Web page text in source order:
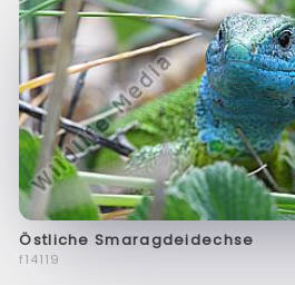
Östliche Smaragdeidechse
f14119